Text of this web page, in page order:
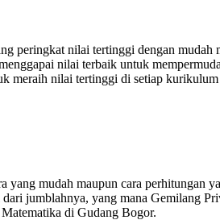
peringkat nilai tertinggi dengan mudah
nilai terbaik untuk
meraih nilai tertinggi di setiap
mudah maupun cara perhitungan
jumblahnya, yang mana Gemilang
di Gudang Bogor.